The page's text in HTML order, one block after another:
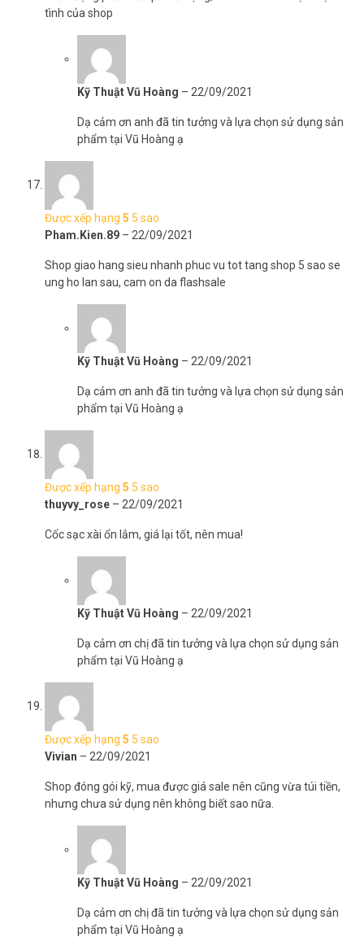
tình của shop
Kỹ Thuật Vũ Hoàng – 22/09/2021
Dạ cảm ơn anh đã tin tưởng và lựa chọn sử dụng sản
phẩm tại Vũ Hoàng ạ
Được xếp hạng 5 5 sao
Pham.Kien.89 – 22/09/2021
Shop giao hang sieu nhanh phuc vu tot tang shop 5 sao se
ung ho lan sau, cam on da flashsale
Kỹ Thuật Vũ Hoàng – 22/09/2021
Dạ cảm ơn anh đã tin tưởng và lựa chọn sử dụng sản
phẩm tại Vũ Hoàng ạ
Được xếp hạng 5 5 sao
thuyvy_rose – 22/09/2021
Cốc sạc xài ổn lắm, giá lại tốt, nên mua!
Kỹ Thuật Vũ Hoàng – 22/09/2021
Dạ cảm ơn chị đã tin tưởng và lựa chọn sử dụng sản
phẩm tại Vũ Hoàng ạ
Được xếp hạng 5 5 sao
Vivian – 22/09/2021
Shop đóng gói kỹ, mua được giá sale nên cũng vừa túi tiền,
nhưng chưa sử dụng nên không biết sao nữa.
Kỹ Thuật Vũ Hoàng – 22/09/2021
Dạ cảm ơn chị đã tin tưởng và lựa chọn sử dụng sản
phẩm tại Vũ Hoàng ạ